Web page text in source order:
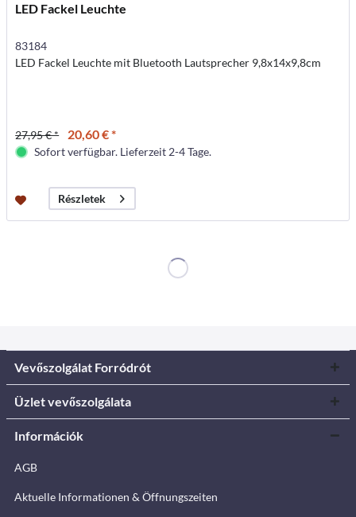
LED Fackel Leuchte
83184
LED Fackel Leuchte mit Bluetooth Lautsprecher 9,8x14x9,8cm
27,95 € * 20,60 € *
Sofort verfügbar. Lieferzeit 2-4 Tage.
Részletek
Vevőszolgálat Forródrót
Üzlet vevőszolgálata
Információk
AGB
Aktuelle Informationen & Öffnungszeiten